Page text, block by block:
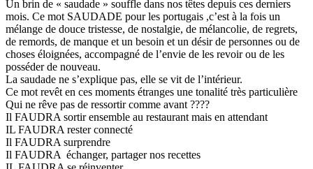
Un brin de « saudade » souffle dans nos têtes depuis ces derniers
mois. Ce mot SAUDADE pour les portugais ,c’est à la fois un
mélange de douce tristesse, de nostalgie, de mélancolie, de regrets,
de remords, de manque et un besoin et un désir de personnes ou de
choses éloignées, accompagné de l’envie de les revoir ou de les
posséder de nouveau.
La saudade ne s’explique pas, elle se vit de l’intérieur.
Ce mot revêt en ces moments étranges une tonalité très particulière
Qui ne rêve pas de ressortir comme avant ????
Il FAUDRA sortir ensemble au restaurant mais en attendant
IL FAUDRA rester connecté
Il FAUDRA surprendre
Il FAUDRA échanger, partager nos recettes